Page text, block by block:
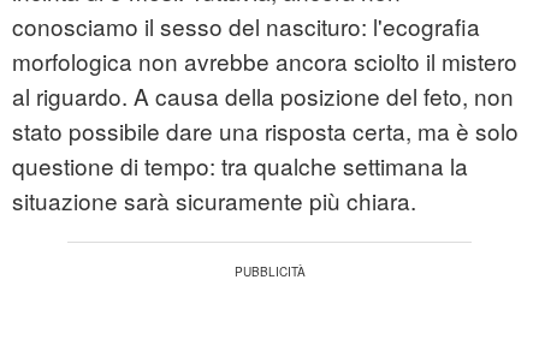
conosciamo il sesso del nascituro: l'ecografia
morfologica non avrebbe ancora sciolto il mistero
al riguardo. A causa della posizione del feto, non
stato possibile dare una risposta certa, ma è solo
questione di tempo: tra qualche settimana la
situazione sarà sicuramente più chiara.